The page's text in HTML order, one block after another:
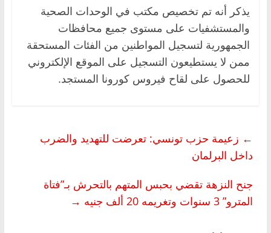
يذكر أنه تم تخصيص مكتب في الوحدات الصحية
والمستشفيات على مستوى جميع محافظات
الجمهورية لتسجيل المواطنين من الفئات المستحقة
ممن لا يستطيعون التسجيل على الموقع الإلكتروني
للحصول على لقاح فيروس كورونا المستجد.
← زعيمة حزب تونسي: تعرضت للتهديد والضرب
داخل البرلمان
جنح النزهة تقضي بحبس المتهم بالتحرش بـ”فتاة
المترو” 3 سنوات وتغريمه 20 ألف جنيه
→